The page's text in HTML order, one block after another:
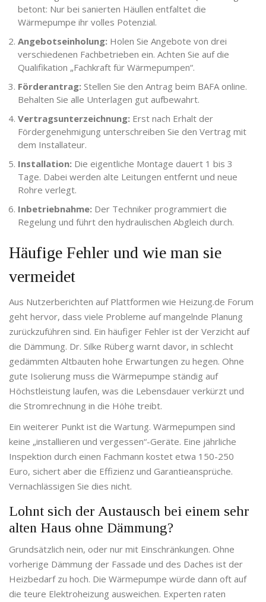
betont: Nur bei sanierten Häullen entfaltet die
Wärmepumpe ihr volles Potenzial.
Angebotseinholung: Holen Sie Angebote von drei
verschiedenen Fachbetrieben ein. Achten Sie auf die
Qualifikation „Fachkraft für Wärmepumpen“.
Förderantrag: Stellen Sie den Antrag beim BAFA online.
Behalten Sie alle Unterlagen gut aufbewahrt.
Vertragsunterzeichnung: Erst nach Erhalt der
Fördergenehmigung unterschreiben Sie den Vertrag mit
dem Installateur.
Installation: Die eigentliche Montage dauert 1 bis 3
Tage. Dabei werden alte Leitungen entfernt und neue
Rohre verlegt.
Inbetriebnahme: Der Techniker programmiert die
Regelung und führt den hydraulischen Abgleich durch.
Häufige Fehler und wie man sie
vermeidet
Aus Nutzerberichten auf Plattformen wie Heizung.de Forum
geht hervor, dass viele Probleme auf mangelnde Planung
zurückzuführen sind. Ein häufiger Fehler ist der Verzicht auf
die Dämmung. Dr. Silke Rüberg warnt davor, in schlecht
gedämmten Altbauten hohe Erwartungen zu hegen. Ohne
gute Isolierung muss die Wärmepumpe ständig auf
Höchstleistung laufen, was die Lebensdauer verkürzt und
die Stromrechnung in die Höhe treibt.
Ein weiterer Punkt ist die Wartung. Wärmepumpen sind
keine „installieren und vergessen“-Geräte. Eine jährliche
Inspektion durch einen Fachmann kostet etwa 150-250
Euro, sichert aber die Effizienz und Garantieansprüche.
Vernachlässigen Sie dies nicht.
Lohnt sich der Austausch bei einem sehr
alten Haus ohne Dämmung?
Grundsätzlich nein, oder nur mit Einschränkungen. Ohne
vorherige Dämmung der Fassade und des Daches ist der
Heizbedarf zu hoch. Die Wärmepumpe würde dann oft auf
die teure Elektroheizung ausweichen. Experten raten